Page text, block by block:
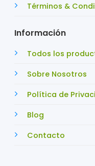
Términos &
Información
Todos los
Sobre Nosotros
Política de
Blog
Contacto